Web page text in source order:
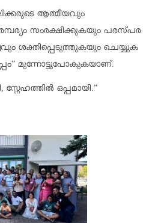
ആത്മീയവും
സംരക്ഷിക്കുകയും പരസ്പര
ശക്തിപ്പെടുത്തുകയും ചെയ്യുക
മുന്നോട്ടുപോകുകയാണ്.
സ്നേഹത്തിൽ ഒപ്പമായി.”